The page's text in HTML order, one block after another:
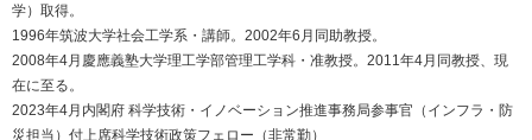
学）取得。
1996年筑波大学社会工学系・講師。2002年6月同助教授。
2008年4月慶應義塾大学理工学部管理工学科・准教授。2011年4月同教授、現
在に至る。
2023年4月内閣府 科学技術・イノベーション推進事務局参事官（インフラ・防
災担当）付上席科学技術政策フェロー（非常勤）